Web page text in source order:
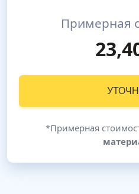
Примерная
*Примерная